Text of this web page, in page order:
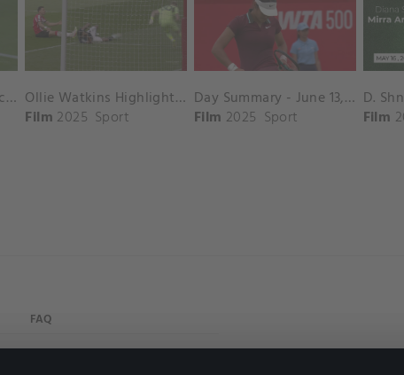
Aston Villa with a Spectacular Goal vs. Nottingham Forest
Ollie Watkins Highlights vs. Southampton
Film 2025 Sport
Day Summary - June 13, 2025
Film 2025 Sport
Film
FAQ